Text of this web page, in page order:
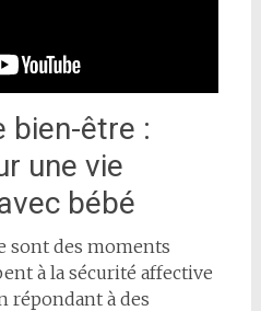
bien-être :
une vie
bébé
sont des moments
à la sécurité affective
répondant à des